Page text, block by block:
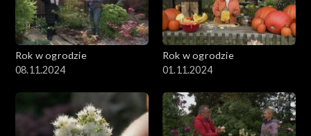
Rok w ogrodzie
08.11.2024
Rok w ogrodzie
01.11.2024